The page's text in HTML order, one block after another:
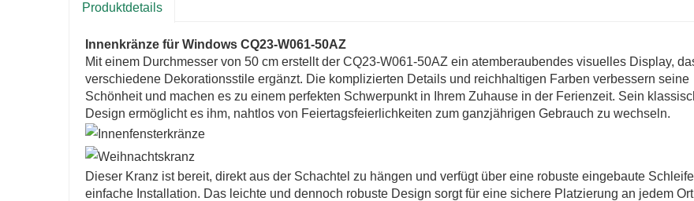
Produktdetails
Innenkränze für Windows CQ23-W061-50AZ
Mit einem Durchmesser von 50 cm erstellt der CQ23-W061-50AZ ein atemberaubendes visuelles Display,
verschiedene Dekorationsstile ergänzt. Die komplizierten Details und reichhaltigen Farben verbessern seine
Schönheit und machen es zu einem perfekten Schwerpunkt in Ihrem Zuhause in der Ferienzeit. Sein
Design ermöglicht es ihm, nahtlos von Feiertagsfeierlichkeiten zum ganzjährigen Gebrauch zu wechseln.
Dieser Kranz ist bereit, direkt aus der Schachtel zu hängen und verfügt über eine robuste eingebaute
einfache Installation. Das leichte und dennoch robuste Design sorgt für eine sichere Platzierung an jedem